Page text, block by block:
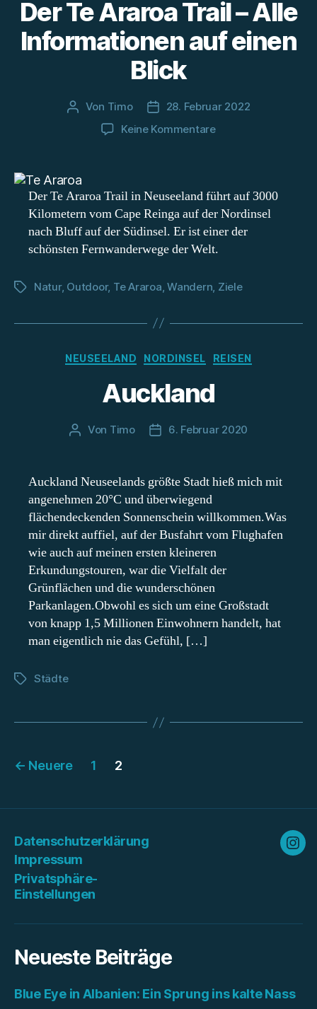
Der Te Araroa Trail – Alle
Informationen auf einen
Blick
Beitragsautor
Von Timo Beitragsdatum
28. Februar 2022
Keine Kommentarezu
Trail
Alle
Informationen
auf
Blick
Der Te Araroa Trail in Neuseeland führt auf 3000
Kilometern vom Cape Reinga auf der Nordinsel
nach Bluff auf der Südinsel. Er ist einer der
schönsten Fernwanderwege der Welt.
Schlagwörter
Natur, Outdoor, Te Araroa ,Wandern Ziele
Kategorien
NEUSEELAND NORDINSEL REISEN
Auckland
Beitragsautor
Von Timo Beitragsdatum
6. Februar 2020
Auckland Neuseelands größte Stadt hieß mich mit
angenehmen 20°C und überwiegend
flächendeckenden Sonnenschein willkommen.Was
mir direkt auffiel, auf der Busfahrt vom Flughafen
wie auch auf meinen ersten kleineren
Erkundungstouren, war die Vielfalt der
Grünflächen und die wunderschönen
Parkanlagen.Obwohl es sich um eine Großstadt
von knapp 1,5 Millionen Einwohnern handelt, hat
man eigentlich nie das Gefühl, […]
Schlagwörter
Städte
Beitragsnavigation
← Neuere 1 2
Datenschutzerklärung
Impressum
Privatsphäre-
Einstellungen
Neueste Beiträge
Blue Eye in Albanien: Ein Sprung ins kalte Nass